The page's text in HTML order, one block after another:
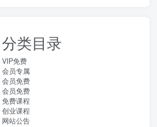
分类目录
VIP免费
会员专属
会员免费
会员免费
免费课程
创业课程
网站公告